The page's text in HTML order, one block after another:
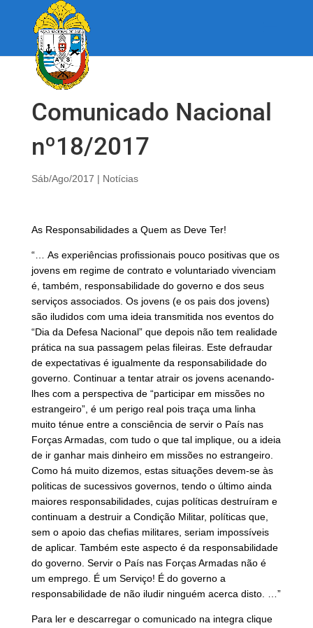
Comunicado Nacional
nº18/2017
Sáb/Ago/2017 | Notícias
As Responsabilidades a Quem as Deve Ter!
“… As experiências profissionais pouco positivas que os
jovens em regime de contrato e voluntariado vivenciam
é, também, responsabilidade do governo e dos seus
serviços associados. Os jovens (e os pais dos jovens)
são iludidos com uma ideia transmitida nos eventos do
“Dia da Defesa Nacional” que depois não tem realidade
prática na sua passagem pelas fileiras. Este defraudar
de expectativas é igualmente da responsabilidade do
governo. Continuar a tentar atrair os jovens acenando-
lhes com a perspectiva de “participar em missões no
estrangeiro”, é um perigo real pois traça uma linha
muito ténue entre a consciência de servir o País nas
Forças Armadas, com tudo o que tal implique, ou a ideia
de ir ganhar mais dinheiro em missões no estrangeiro.
Como há muito dizemos, estas situações devem-se às
politicas de sucessivos governos, tendo o último ainda
maiores responsabilidades, cujas políticas destruíram e
continuam a destruir a Condição Militar, políticas que,
sem o apoio das chefias militares, seriam impossíveis
de aplicar. Também este aspecto é da responsabilidade
do governo. Servir o País nas Forças Armadas não é
um emprego. É um Serviço! É do governo a
responsabilidade de não iludir ninguém acerca disto. …”
Para ler e descarregar o comunicado na integra clique